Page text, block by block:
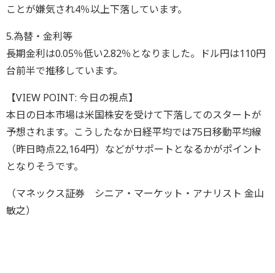
ことが嫌気され4％以上下落しています。
5.為替・金利等
長期金利は0.05％低い2.82％となりました。ドル円は110円
台前半で推移しています。
【VIEW POINT: 今日の視点】
本日の日本市場は米国株安を受けて下落してのスタートが
予想されます。こうしたなか日経平均では75日移動平均線
（昨日時点22,164円）などがサポートとなるかがポイント
となりそうです。
（マネックス証券 シニア・マーケット・アナリスト 金山
敏之）